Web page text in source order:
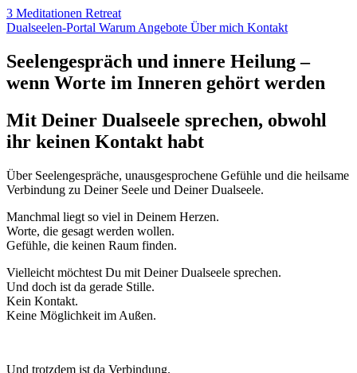
3 Meditationen Retreat
Dualseelen-Portal Warum Angebote Übermich Kontakt
Seelengespräch und innere Heilung –
wenn Worte im Inneren gehört werden
Mit Deiner Dualseele sprechen, obwohl
ihr keinen Kontakt habt
Über Seelengespräche, unausgesprochene Gefühle und die heilsame
Verbindung zu Deiner Seele und Deiner Dualseele.
Manchmal liegt so viel in Deinem Herzen.
Worte, die gesagt werden wollen.
Gefühle, die keinen Raum finden.
Vielleicht möchtest Du mit Deiner Dualseele sprechen.
Und doch ist da gerade Stille.
Kein Kontakt.
Keine Möglichkeit im Außen.
Und trotzdem ist da Verbindung.